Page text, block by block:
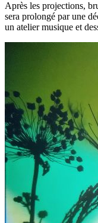
Après les projections,
sera prolongé par une
un atelier musique et